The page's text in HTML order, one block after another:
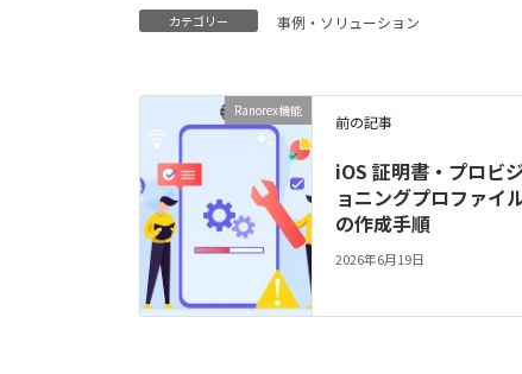
カテゴリー 事例・ソリューション
Ranorex機能
前の記事
iOS 証明書・プロビ
ョニングプロファイ
の作成手順
2026年6月19日